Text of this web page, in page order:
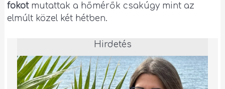
fokotmutattak a hőmérők csakúgy mint az
elmúlt közel két hétben.
Hirdetés